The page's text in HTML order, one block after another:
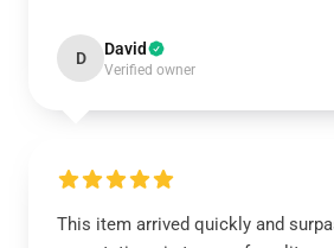
D David
Verified owner
This item arrived quickly and